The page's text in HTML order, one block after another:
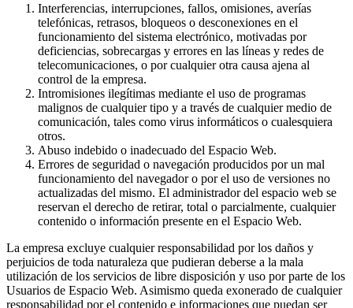
Interferencias, interrupciones, fallos, omisiones, averías
telefónicas, retrasos, bloqueos o desconexiones en el
funcionamiento del sistema electrónico, motivadas por
deficiencias, sobrecargas y errores en las líneas y redes de
telecomunicaciones, o por cualquier otra causa ajena al
control de la empresa.
Intromisiones ilegítimas mediante el uso de programas
malignos de cualquier tipo y a través de cualquier medio de
comunicación, tales como virus informáticos o cualesquiera
otros.
Abuso indebido o inadecuado del Espacio Web.
Errores de seguridad o navegación producidos por un mal
funcionamiento del navegador o por el uso de versiones no
actualizadas del mismo. El administrador del espacio web se
reservan el derecho de retirar, total o parcialmente, cualquier
contenido o información presente en el Espacio Web.
La empresa excluye cualquier responsabilidad por los daños y
perjuicios de toda naturaleza que pudieran deberse a la mala
utilización de los servicios de libre disposición y uso por parte de los
Usuarios de Espacio Web. Asimismo queda exonerado de cualquier
responsabilidad por el contenido e informaciones que puedan ser